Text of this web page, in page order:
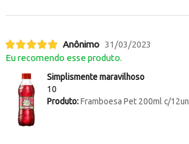
Anônimo 31/03/2023
Eu recomendo esse produto.
Simplismente maravilhoso
10
Produto:Framboesa Pet 200ml c/12un